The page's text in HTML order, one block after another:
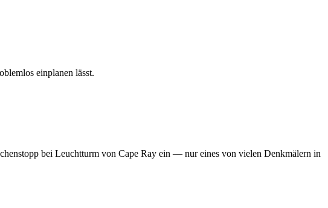
einplanen lässt.
bei Leuchtturm von Cape Ray ein — nur eines von vielen Denkmälern in